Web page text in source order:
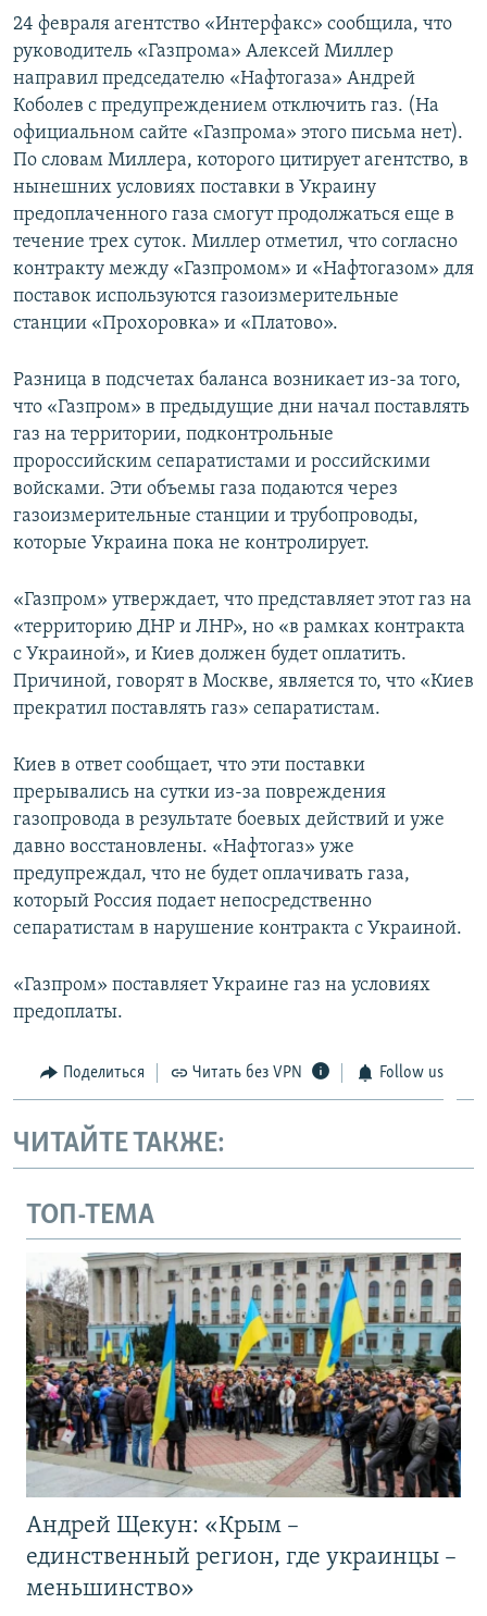
24 февраля агентство «Интерфакс» сообщила, что
руководитель «Газпрома» Алексей Миллер
направил председателю «Нафтогаза» Андрей
Коболев с предупреждением отключить газ. (На
официальном сайте «Газпрома» этого письма нет).
По словам Миллера, которого цитирует агентство, в
нынешних условиях поставки в Украину
предоплаченного газа смогут продолжаться еще в
течение трех суток. Миллер отметил, что согласно
контракту между «Газпромом» и «Нафтогазом» для
поставок используются газоизмерительные
станции «Прохоровка» и «Платово».
Разница в подсчетах баланса возникает из-за того,
что «Газпром» в предыдущие дни начал поставлять
газ на территории, подконтрольные
пророссийским сепаратистами и российскими
войсками. Эти объемы газа подаются через
газоизмерительные станции и трубопроводы,
которые Украина пока не контролирует.
«Газпром» утверждает, что представляет этот газ на
«территорию ДНР и ЛНР», но «в рамках контракта
с Украиной», и Киев должен будет оплатить.
Причиной, говорят в Москве, является то, что «Киев
прекратил поставлять газ» сепаратистам.
Киев в ответ сообщает, что эти поставки
прерывались на сутки из-за повреждения
газопровода в результате боевых действий и уже
давно восстановлены. «Нафтогаз» уже
предупреждал, что не будет оплачивать газа,
который Россия подает непосредственно
сепаратистам в нарушение контракта с Украиной.
«Газпром» поставляет Украине газ на условиях
предоплаты.
Поделиться Читать без VPN Follow us
ЧИТАЙТЕ ТАКЖЕ:
ТОП-ТЕМА
Андрей Щекун: «Крым –
единственный регион, где украинцы –
меньшинство»